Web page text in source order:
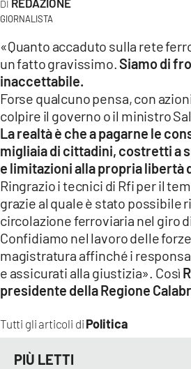
LaC
Network
LACPLAY.IT
LACTV.IT
LACONAIR.IT
LACITYMAG.IT
ILREGGINO.IT
COSENZACHANNEL.IT
ILVIBONESE.IT
CATANZAROCHANNEL.IT
LACAPITALENEWS.IT
App
GIORNALISTA
Tutti gli articoli di Politica
«Quanto accaduto sulla rete
un fatto gravissimo.Siamo di
inaccettabile.
Forse qualcuno pensa, con
colpire il governo o il ministro
La realtà è che a pagarne le
migliaia di cittadini, costretti a
e limitazioni alla propria libertà
Ringrazio i tecnici di Rfi per il
grazie al quale è stato possibile
circolazione ferroviaria nel giro
Confidiamo nel lavoro delle
magistratura affinché i
e assicurati alla giustizia». Così
presidente della Regione
PIÙ LETTI